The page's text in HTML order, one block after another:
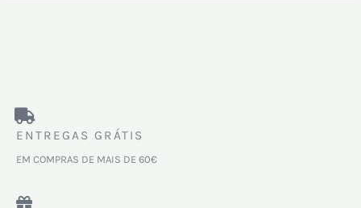
ENTREGAS GRÁTIS
EM COMPRAS DE MAIS DE 60€